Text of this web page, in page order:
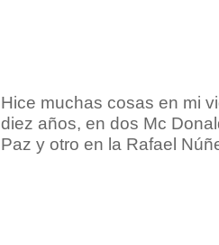
Hice muchas cosas en mi
diez años, en dos Mc
Paz y otro en la Rafael